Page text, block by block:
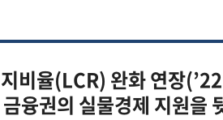
비율(LCR) 완화 연장
융권의 실물경제 지원을